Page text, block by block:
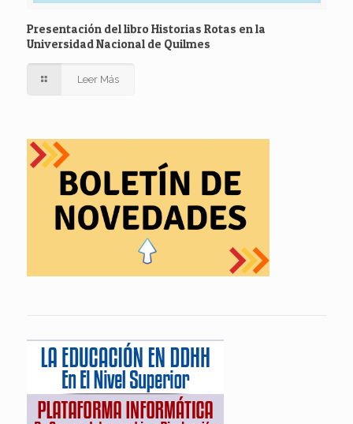
Presentación del libro Historias Rotas en la
Universidad Nacional de Quilmes
Leer Más